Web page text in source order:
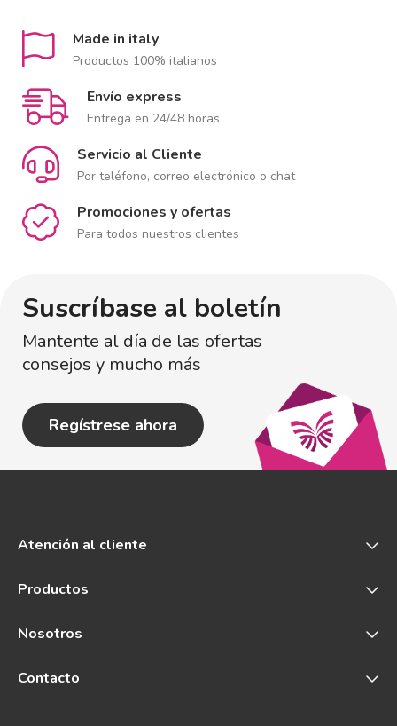
Made in italy
Productos 100% italianos
Envío express
Entrega en 24/48 horas
Servicio al Cliente
Por teléfono, correo electrónico o chat
Promociones y ofertas
Para todos nuestros clientes
Suscríbase al boletín
Mantente al día de las ofertas
consejos y mucho más
Regístrese ahora
Atención al cliente
Productos
Nosotros
Contacto